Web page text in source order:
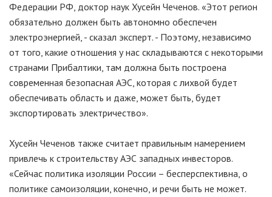
Федерации РФ, доктор наук Хусейн Чеченов. «Этот регион
обязательно должен быть автономно обеспечен
электроэнергией, - сказал эксперт. - Поэтому, независимо
от того, какие отношения у нас складываются с некоторыми
странами Прибалтики, там должна быть построена
современная безопасная АЭС, которая с лихвой будет
обеспечивать область и даже, может быть, будет
экспортировать электричество».
Хусейн Чеченов также считает правильным намерением
привлечь к строительству АЭС западных инвесторов.
«Сейчас политика изоляции России – бесперспективна, о
политике самоизоляции, конечно, и речи быть не может.